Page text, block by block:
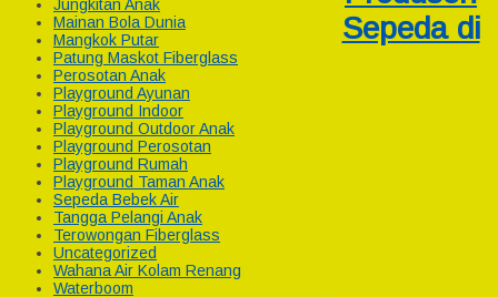
Jungkitan Anak
Mainan Bola Dunia
Mangkok Putar
Patung Maskot Fiberglass
Perosotan Anak
Playground Ayunan
Playground Indoor
Playground Outdoor Anak
Playground Perosotan
Playground Rumah
Playground Taman Anak
Sepeda Bebek Air
Tangga Pelangi Anak
Terowongan Fiberglass
Uncategorized
Wahana Air Kolam Renang
Waterboom
Sepeda di